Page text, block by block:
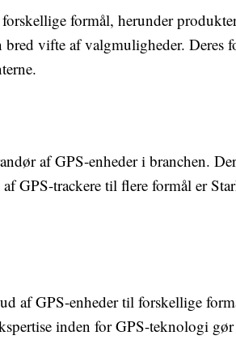
formål, herunder
vifte af valgmuligheder. Deres
af GPS-enheder i branchen.
GPS-trackere til flere formål er
af GPS-enheder til forskellige
inden for GPS-teknologi